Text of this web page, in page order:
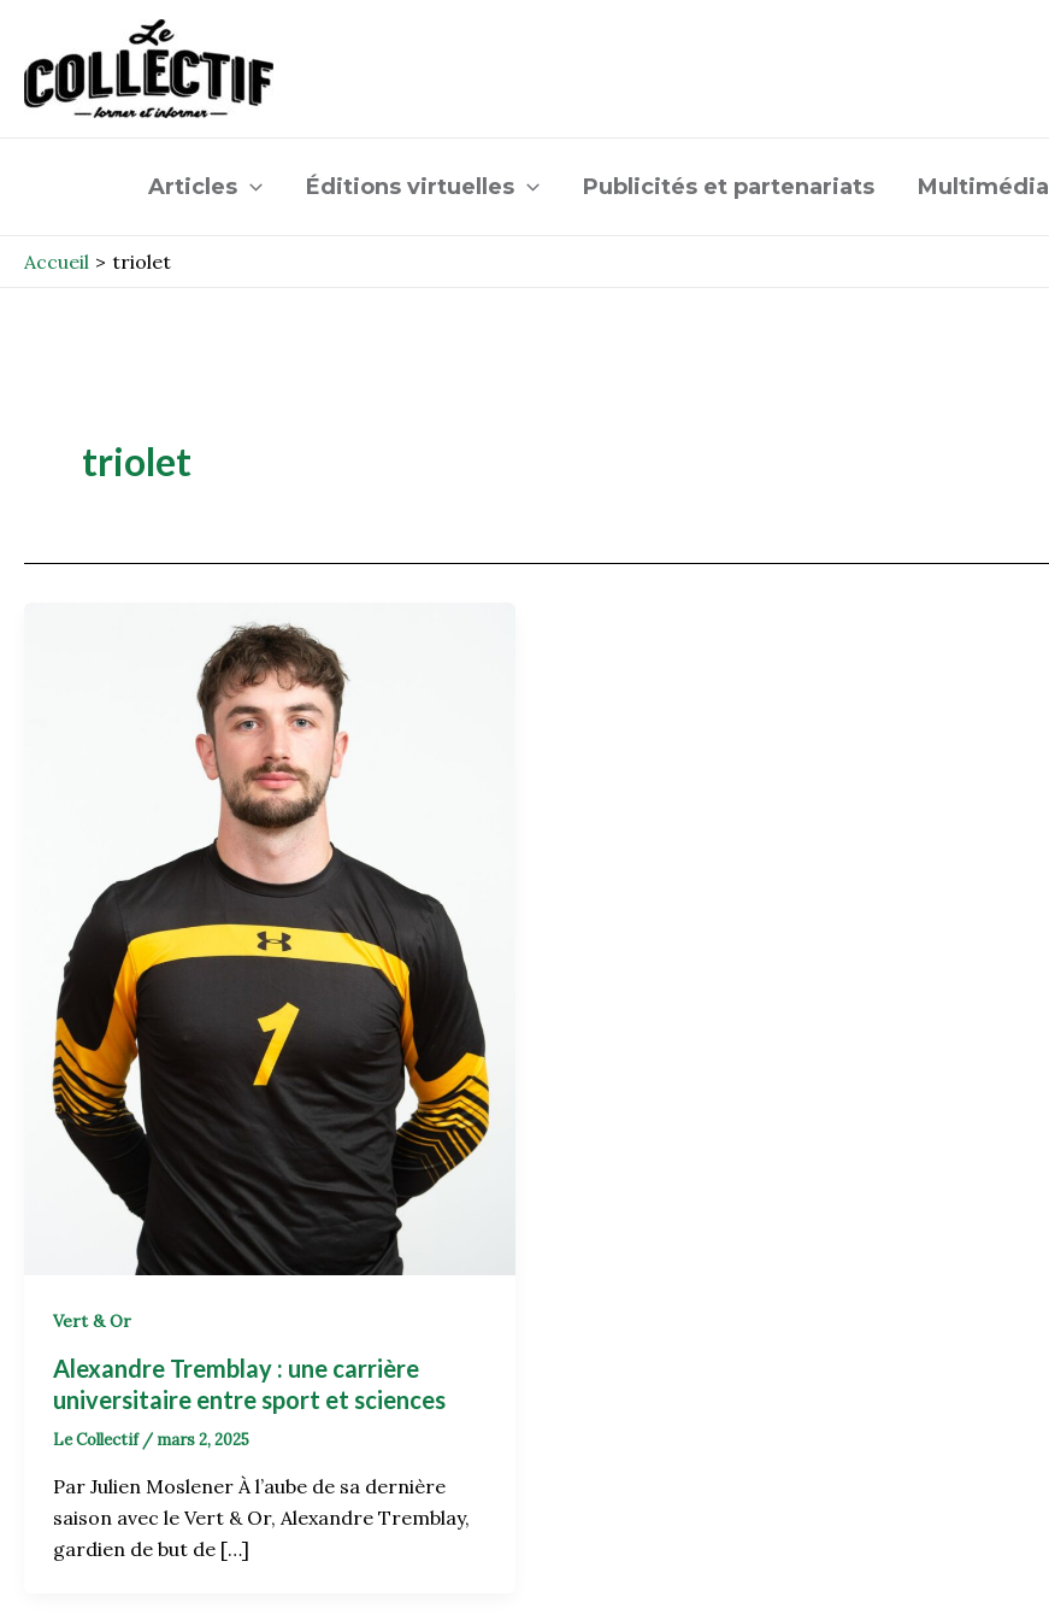
contenu
Articles Éditions virtuelles Publicités et partenariats Multimédia
Accueil triolet
triolet
Vert & Or
Alexandre Tremblay : une carrière
universitaire entre sport et sciences
Le Collectif / mars 2, 2025
Par Julien Moslener À l’aube de sa dernière
saison avec le Vert & Or, Alexandre Tremblay,
gardien de but de […]